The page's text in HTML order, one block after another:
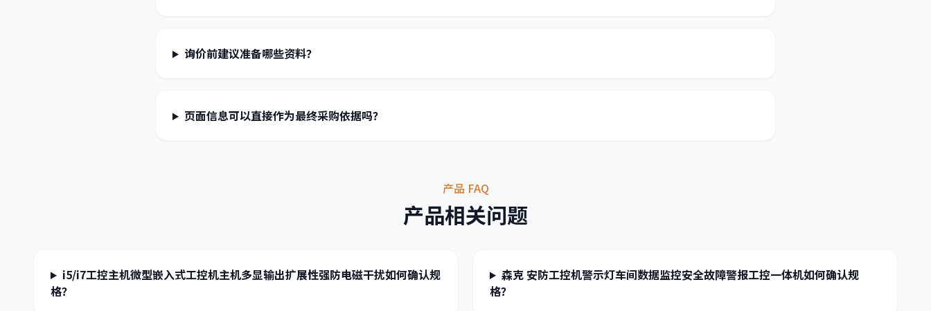
询价前建议准备哪些资料？
页面信息可以直接作为最终采购依据吗？
产品 FAQ
产品相关问题
i5/i7工控主机微型嵌入式工控机主机多显输出扩展性强防电磁干扰如何确认规
格？
森克 安防工控机警示灯车间数据监控安全故障警报工控一体机如何确认规
格？